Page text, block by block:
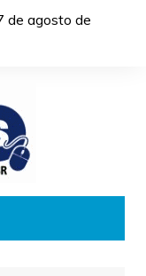
de agosto de